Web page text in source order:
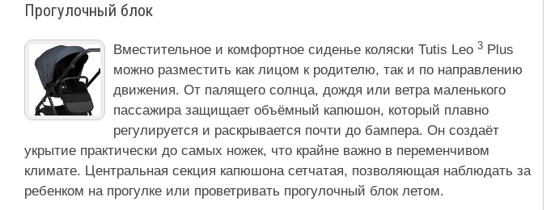
Прогулочный блок
Вместительное и комфортное сиденье коляски Tutis Leo 3 Plus
можно разместить как лицом к родителю, так и по направлению
движения. От палящего солнца, дождя или ветра маленького
пассажира защищает объёмный капюшон, который плавно
регулируется и раскрывается почти до бампера. Он создаёт
укрытие практически до самых ножек, что крайне важно в переменчивом
климате. Центральная секция капюшона сетчатая, позволяющая наблюдать за
ребенком на прогулке или проветривать прогулочный блок летом.